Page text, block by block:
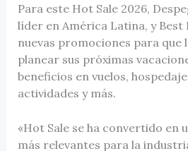
Para este Hot Sale 2026,
líder en América Latina, y Best
nuevas promociones para que
planear sus próximas
beneficios en vuelos,
actividades y más.
«Hot Sale se ha convertido en
más relevantes para la